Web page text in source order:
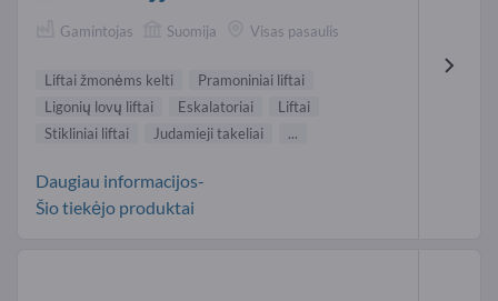
Gamintojas Suomija Visas pasaulis
Liftai žmonėms kelti
Pramoniniai liftai
Ligonių lovų liftai
Eskalatoriai
Liftai
Stikliniai liftai
Judamieji takeliai ...
Daugiau informacijos-
Šio tiekėjo produktai